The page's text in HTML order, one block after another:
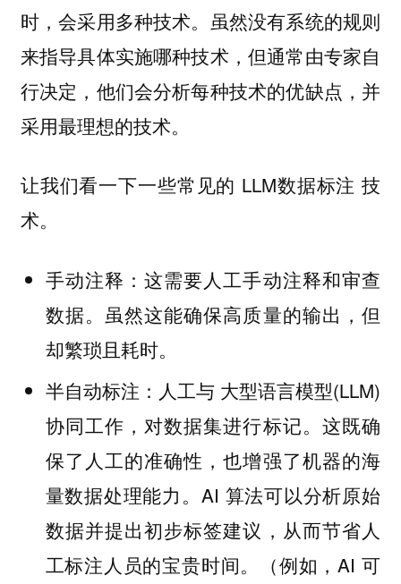
时，会采用多种技术。虽然没有系统的规则
来指导具体实施哪种技术，但通常由专家自
行决定，他们会分析每种技术的优缺点，并
采用最理想的技术。
让我们看一下一些常见的 LLM数据标注 技
术。
手动注释： 这需要人工手动注释和审查
数据。虽然这能确保高质量的输出，但
却繁琐且耗时。
半自动标注： 人工与 大型语言模型(LLM)
协同工作，对数据集进行标记。这既确
保了人工的准确性，也增强了机器的海
量数据处理能力。AI 算法可以分析原始
数据并提出初步标签建议，从而节省人
工标注人员的宝贵时间。（例如，AI 可